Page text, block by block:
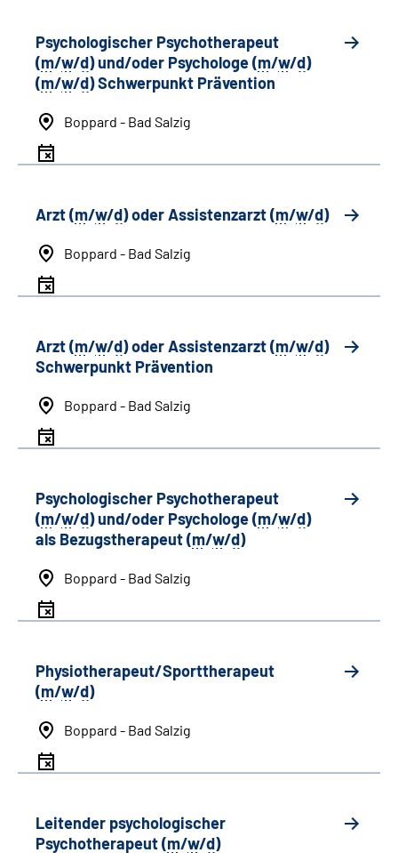
Psychologischer Psychotherapeut
(m/w/d) und/oder Psychologe (m/w/d)
(m/w/d) Schwerpunkt Prävention
Boppard - Bad Salzig
Arzt (m/w/d) oder Assistenzarzt (m/w/d)
Boppard - Bad Salzig
Arzt (m/w/d) oder Assistenzarzt (m/w/d)
Schwerpunkt Prävention
Boppard - Bad Salzig
Psychologischer Psychotherapeut
(m/w/d) und/oder Psychologe (m/w/d)
als Bezugstherapeut (m/w/d)
Boppard - Bad Salzig
Physiotherapeut/Sporttherapeut
(m/w/d)
Boppard - Bad Salzig
Leitender psychologischer
Psychotherapeut (m/w/d)